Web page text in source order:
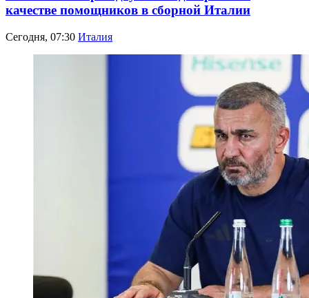
качестве помощников в сборной Италии
Сегодня, 07:30 Италия